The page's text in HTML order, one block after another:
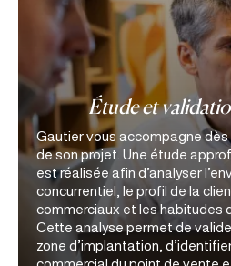
Étude et
Gautier vous accompagne
de son projet. Une étude
est réalisée afin d’analyser
concurrentiel, le profil de la
commerciaux et les habitudes
Cette analyse permet de
zone d’implantation,